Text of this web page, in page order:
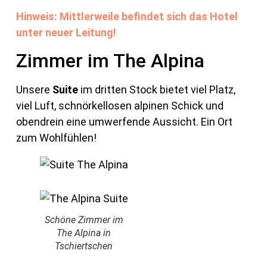
Hinweis: Mittlerweile befindet sich das Hotel
unter neuer Leitung!
Zimmer im The Alpina
Unsere Suiteim dritten Stock bietet viel Platz,
viel Luft, schnörkellosen alpinen Schick und
obendrein eine umwerfende Aussicht. Ein Ort
zum Wohlfühlen!
Schöne Zimmer im
The Alpina in
Tschiertschen